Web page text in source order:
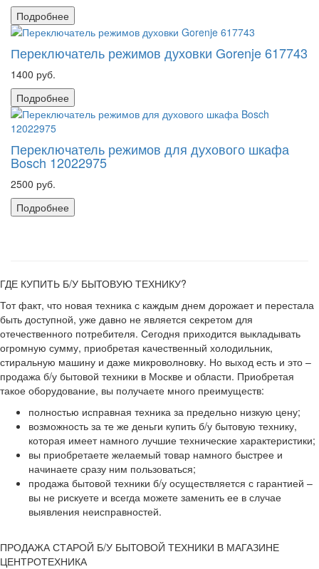
Подробнее
Переключатель режимов духовки Gorenje 617743
1400 руб.
Подробнее
Переключатель режимов для духового шкафа
Bosch 12022975
2500 руб.
Подробнее
ГДЕ КУПИТЬ Б/У БЫТОВУЮ ТЕХНИКУ?
Тот факт, что новая техника с каждым днем дорожает и перестала
быть доступной, уже давно не является секретом для
отечественного потребителя. Сегодня приходится выкладывать
огромную сумму, приобретая качественный холодильник,
стиральную машину и даже микроволновку. Но выход есть и это –
продажа б/у бытовой техники в Москве и области. Приобретая
такое оборудование, вы получаете много преимуществ:
полностью исправная техника за предельно низкую цену;
возможность за те же деньги купить б/у бытовую технику,
которая имеет намного лучшие технические характеристики;
вы приобретаете желаемый товар намного быстрее и
начинаете сразу ним пользоваться;
продажа бытовой техники б/у осуществляется с гарантией –
вы не рискуете и всегда можете заменить ее в случае
выявления неисправностей.
ПРОДАЖА СТАРОЙ Б/У БЫТОВОЙ ТЕХНИКИ В МАГАЗИНЕ
ЦЕНТРОТЕХНИКА